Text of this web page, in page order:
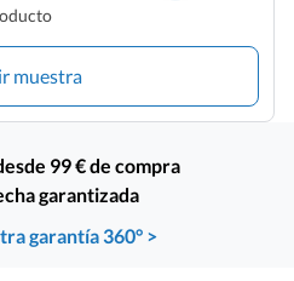
muestra
99 € de compra
garantizada
garantía 360° >